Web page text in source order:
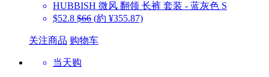
HUBBISH 微风 翻领 长裤 套装 - 蓝灰色 S
$52.8 $66 (約 ¥355.87)
关注商品 购物车
当天购